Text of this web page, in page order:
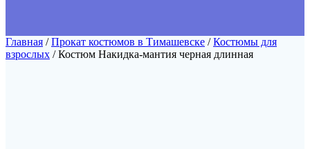
Главная /Прокат костюмов в Тимашевске /Костюмы для
взрослых / Костюм Накидка-мантия черная длинная